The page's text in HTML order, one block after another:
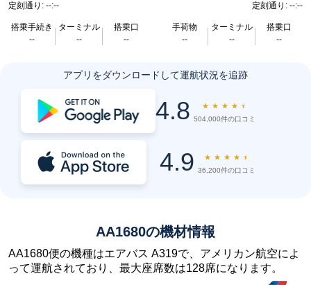
定刻通り: --:--
搭乗手続き
--
ターミナル
--
搭乗口
--
定刻通り: --:--
手荷物
--
ターミナル
--
搭乗口
--
アプリをダウンロードして運航状況を追跡
4.8 ★ ★ ★ ★ ★
504,000件の口コミ
4.9 ★ ★ ★ ★ ★
36,200件の口コミ
AA1680の機材情報
AA1680便の機種はエアバス A319で、アメリカン航空によ
って運航されており、最大座席数は128席になります。